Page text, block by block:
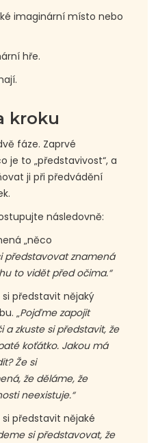
imaginární místo nebo
hře.
kroku
fáze. Zaprvé
je to „představivost“, a
ji při předvádění
následovně:
„něco
představovat znamená
to vidět před očima.“
představit nějaký
„Pojďme zapojit
zkuste si představit, že
koťátko. Jakou má
Že si
že děláme, že
neexistuje.“
představit nějaké
si představovat, že